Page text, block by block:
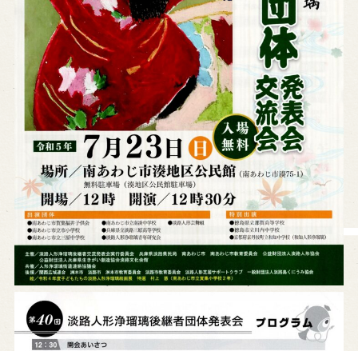
営業日時・料金 アクセス 館内のご案内
お問い合わせ
よくあるご質問
メールでお問い合わせ
お電話でお問い合わせ
予約
WEB予約
メールフォームから予約
お電話で予約
求人情報